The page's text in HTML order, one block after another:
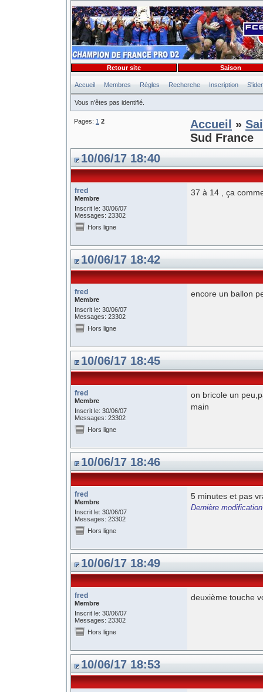
Accueil Membres Règles Recherche Inscription
Vous n'êtes pas identifié.
Retour site Saison
Pages: 1 2 Accueil »
Sud France
10/06/17 18:40
fred
Membre
Inscrit le: 30/06/07
Messages: 23302
37 à 14 , ça
Hors ligne
10/06/17 18:42
fred
Membre
Inscrit le: 30/06/07
Messages: 23302
encore un ballon
Hors ligne
10/06/17 18:45
fred
Membre
Inscrit le: 30/06/07
Messages: 23302
on bricole un
main
Hors ligne
10/06/17 18:46
fred
Membre
Inscrit le: 30/06/07
Messages: 23302
5 minutes et pas
Dernière
Hors ligne
10/06/17 18:49
fred
Membre
Inscrit le: 30/06/07
Messages: 23302
deuxième touche
Hors ligne
10/06/17 18:53